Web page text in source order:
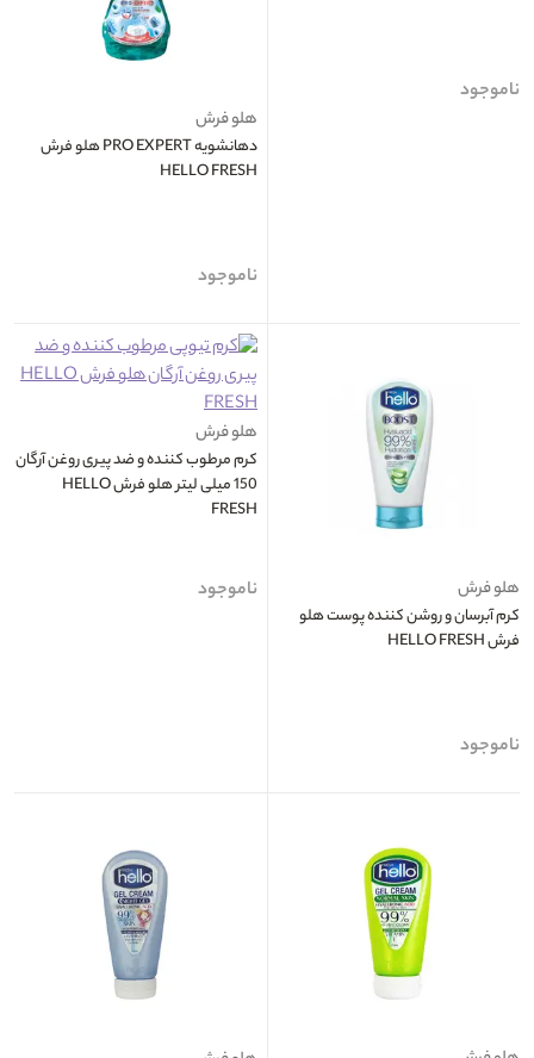
ناموجود
هلو فرش
دهانشویه PRO EXPERT هلو فرش
HELLO FRESH
ناموجود
هلو فرش
کرم آبرسان و روشن کننده پوست هلو
فرش HELLO FRESH
ناموجود
هلو فرش
کرم مرطوب کننده و ضد پیری روغن آرگان
150 میلی لیتر هلو فرش HELLO
FRESH
ناموجود